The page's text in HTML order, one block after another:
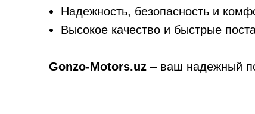
Надежность, безопасность и
Высокое качество и быстрые
Gonzo-Motors.uz – ваш надежный